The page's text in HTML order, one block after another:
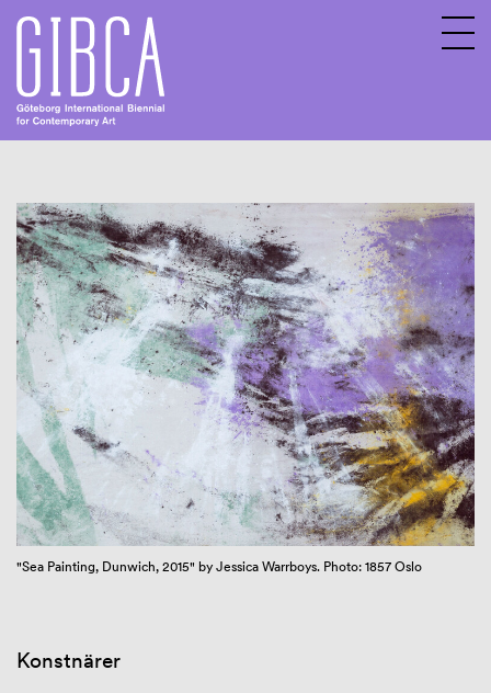
GIBCA 2025
GIBCA 2023
GIBCA 2021
Konstnärer
Videoverk online
"Sea Painting, Dunwich, 2015" by Jessica Warrboys. Photo: 1857 Oslo
Konstnärer